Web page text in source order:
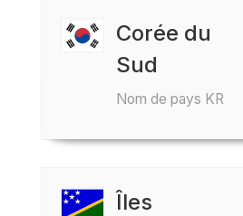
Corée du
Sud
Nom de pays KR
Îles